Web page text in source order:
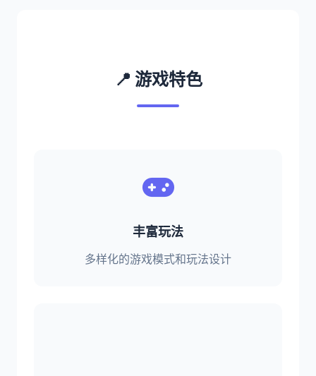
📍 游戏特色
丰富玩法
多样化的游戏模式和玩法设计